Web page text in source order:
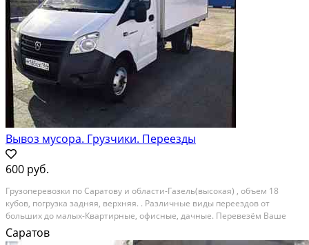
Вывоз мусора. Грузчики. Переезды
600 руб.
Грузоперевозки по Саратову и области-Газель(высокая) , объем 18
кубов, погрузка задняя, верхняя. . Различные виды переездов от
больших до малых-Квартирные, офисные, дачные. Перевезём Ваше
пианино, рояль. Разборка-сборка и упаковка мебели. Доставка
стройматериалов. Вывоз строительного мусора в...
Саратов